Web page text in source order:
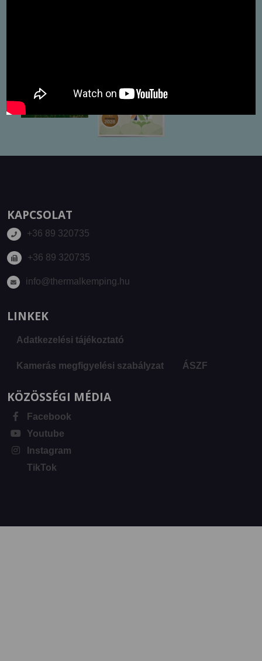
KAPCSOLAT
+36 89 320735
+36 89 320735
info@thermalkemping.hu
LINKEK
Adatkezelési tájékoztató
Kamerás megfigyelési szabályzat ÁSZF
KÖZÖSSÉGI MÉDIA
Facebook
Youtube
Instagram
TikTok